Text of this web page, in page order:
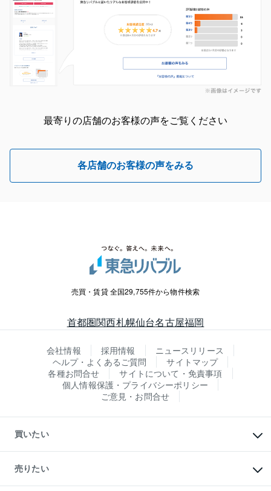
最寄りの店舗のお客様の声をご覧ください
各店舗のお客様の声をみる
売買・賃貸 全国29,755件から物件検索
首都圏関西札幌仙台名古屋福岡
会社情報 採用情報
ニュースリリース
ヘルプ・よくあるご質問
サイトマップ
各種お問合せ
サイトについて・免責事項
個人情報保護・プライバシーポリシー
ご意見・お問合せ
買いたい
新築・分譲マンションの購入
中古マンションの購入
一戸建ての購入
売りたい